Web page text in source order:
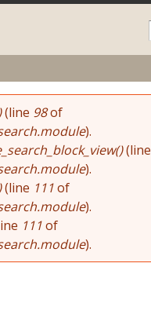
(line 98of
).
(line
).
(line 111of
).
111of
).